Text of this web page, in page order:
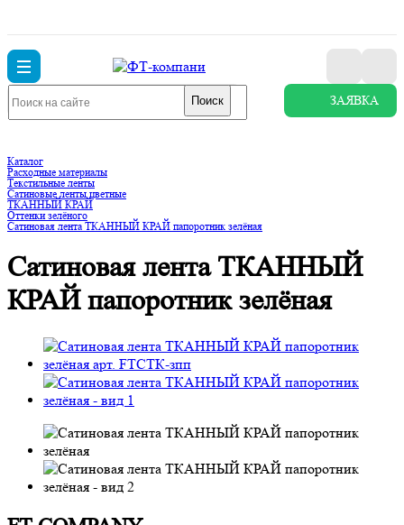
Поиск ЗАЯВКА
Каталог
Расходные материалы
Текстильные ленты
Сатиновые ленты цветные
ТКАННЫЙ КРАЙ
Оттенки зелёного
Сатиновая лента ТКАННЫЙ КРАЙ папоротник зелёная
Сатиновая лента ТКАННЫЙ
КРАЙ папоротник зелёная